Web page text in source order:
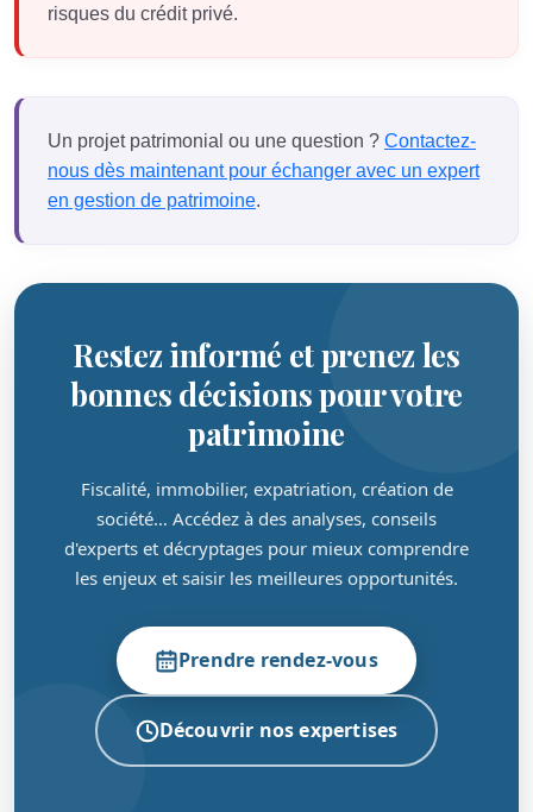
risques du crédit privé.
Un projet patrimonial ou une question ? Contactez-
nous dès maintenant pour échanger avec un expert
en gestion de patrimoine.
Restez informé et prenez les
bonnes décisions pour votre
patrimoine
Fiscalité, immobilier, expatriation, création de
société… Accédez à des analyses, conseils
d'experts et décryptages pour mieux comprendre
les enjeux et saisir les meilleures opportunités.
Prendre rendez-vous
Découvrir nos expertises